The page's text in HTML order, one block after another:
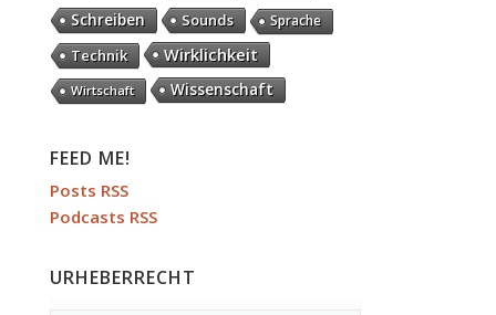
Schreiben Sounds Sprache
Technik Wirklichkeit
Wirtschaft Wissenschaft
FEED ME!
Posts RSS
Podcasts RSS
URHEBERRECHT